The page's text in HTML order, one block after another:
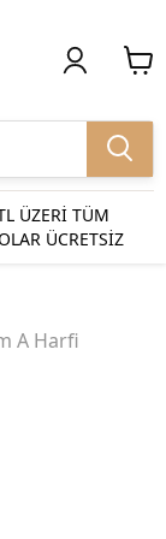
ÜZERİ TÜM
ÜCRETSİZ
A Harfi